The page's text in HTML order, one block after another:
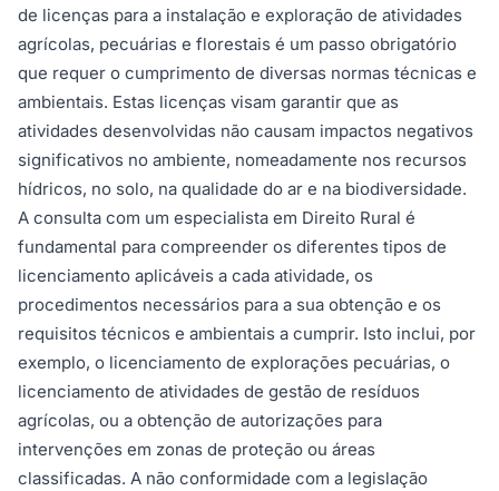
de licenças para a instalação e exploração de atividades
agrícolas, pecuárias e florestais é um passo obrigatório
que requer o cumprimento de diversas normas técnicas e
ambientais. Estas licenças visam garantir que as
atividades desenvolvidas não causam impactos negativos
significativos no ambiente, nomeadamente nos recursos
hídricos, no solo, na qualidade do ar e na biodiversidade.
A consulta com um especialista em Direito Rural é
fundamental para compreender os diferentes tipos de
licenciamento aplicáveis a cada atividade, os
procedimentos necessários para a sua obtenção e os
requisitos técnicos e ambientais a cumprir. Isto inclui, por
exemplo, o licenciamento de explorações pecuárias, o
licenciamento de atividades de gestão de resíduos
agrícolas, ou a obtenção de autorizações para
intervenções em zonas de proteção ou áreas
classificadas. A não conformidade com a legislação